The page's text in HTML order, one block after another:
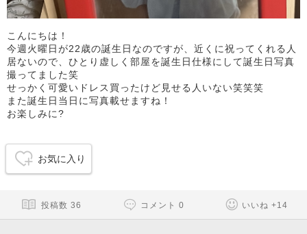
こんにちは！
今週火曜日が22歳の誕生日なのですが、近くに祝ってくれる人
居ないので、ひとり虚しく部屋を誕生日仕様にして誕生日写真
撮ってました笑
せっかく可愛いドレス買ったけど見せる人いない笑笑笑
また誕生日当日に写真載せますね！
お楽しみに?
お気に入り
投稿数 36 コメント 0 いいね +14